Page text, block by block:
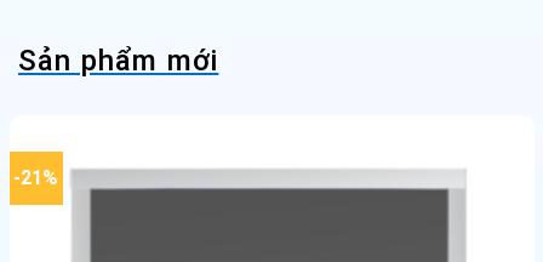
Sản phẩm mới
-21%